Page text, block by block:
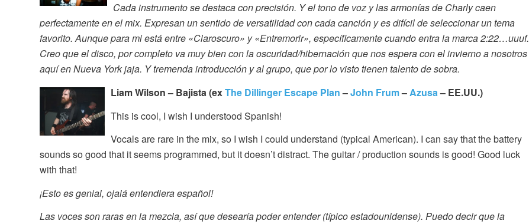
Cada instrumento se destaca con precisión. Y el tono de voz y las armonías de Charly caen
perfectamente en el mix. Expresan un sentido de versatilidad con cada canción y es difícil de seleccionar un tema
favorito. Aunque para mi está entre «Claroscuro» y «Entremorir», específicamente cuando entra la marca 2:22…uuuf.
Creo que el disco, por completo va muy bien con la oscuridad/hibernación que nos espera con el invierno a nosotros
aquí en Nueva York jaja. Y tremenda introducción y al grupo, que por lo visto tienen talento de sobra.
Liam Wilson – Bajista (exThe Dillinger Escape Plan–John Frum–Azusa– EE.UU.)
This is cool, I wish I understood Spanish!
Vocals are rare in the mix, so I wish I could understand (typical American). I can say that the battery
sounds so good that it seems programmed, but it doesn’t distract. The guitar / production sounds is good! Good luck
with that!
¡Esto es genial, ojalá entendiera español!
Las voces son raras en la mezcla, así que desearía poder entender (típico estadounidense). Puedo decir que la